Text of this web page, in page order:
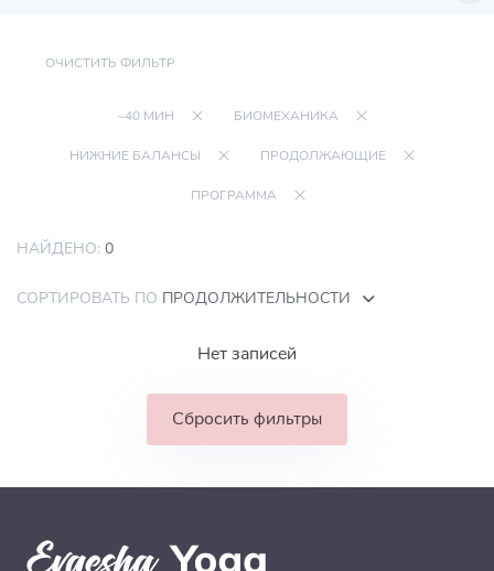
ОЧИСТИТЬ ФИЛЬТР
~40 МИН БИОМЕХАНИКА
НИЖНИЕ БАЛАНСЫ ПРОДОЛЖАЮЩИЕ
ПРОГРАММА
НАЙДЕНО: 0
СОРТИРОВАТЬ ПО ПРОДОЛЖИТЕЛЬНОСТИ
Нет записей
Сбросить фильтры